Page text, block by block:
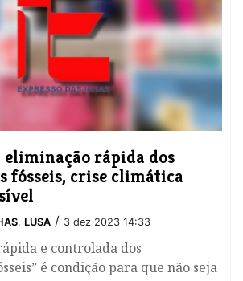
eliminação rápida dos
fósseis, crise climática
, LUSA / 3 dez 2023 14:33
e controlada dos
é condição para que não seja